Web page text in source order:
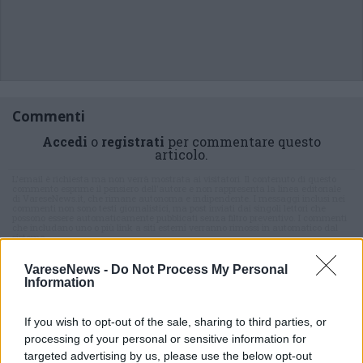
VareseNews - Do Not Process My Personal
Information
If you wish to opt-out of the sale, sharing to third parties, or
processing of your personal or sensitive information for
targeted advertising by us, please use the below opt-out
Commenti
Accedi o registrati per commentare questo
articolo.
sistema.